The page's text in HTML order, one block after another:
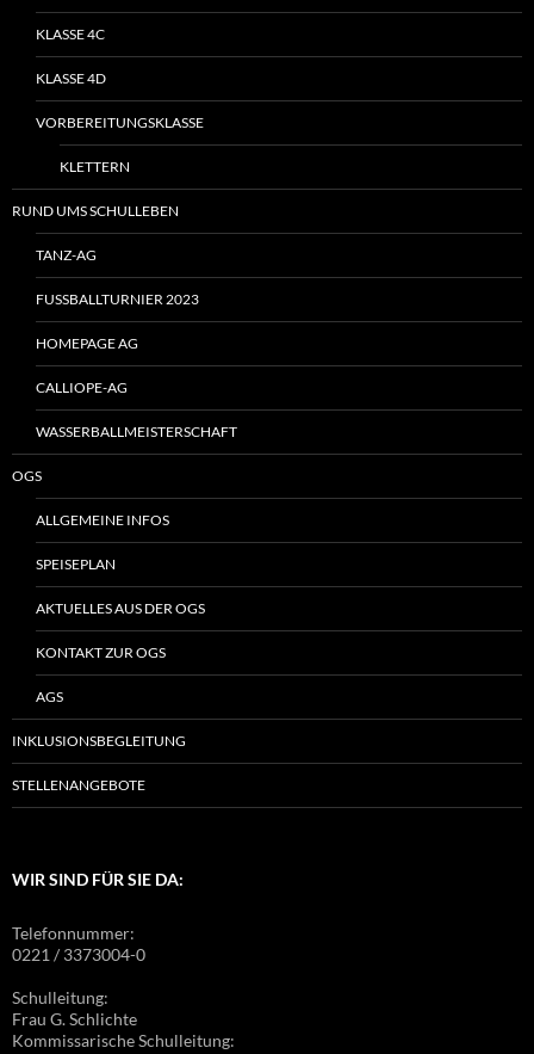
KLASSE 4C
KLASSE 4D
VORBEREITUNGSKLASSE
KLETTERN
RUND UMS SCHULLEBEN
TANZ-AG
FUSSBALLTURNIER 2023
HOMEPAGE AG
CALLIOPE-AG
WASSERBALLMEISTERSCHAFT
OGS
ALLGEMEINE INFOS
SPEISEPLAN
AKTUELLES AUS DER OGS
KONTAKT ZUR OGS
AGS
INKLUSIONSBEGLEITUNG
STELLENANGEBOTE
WIR SIND FÜR SIE DA:
Telefonnummer:
0221 / 3373004-0
Schulleitung:
Frau G. Schlichte
Kommissarische Schulleitung: